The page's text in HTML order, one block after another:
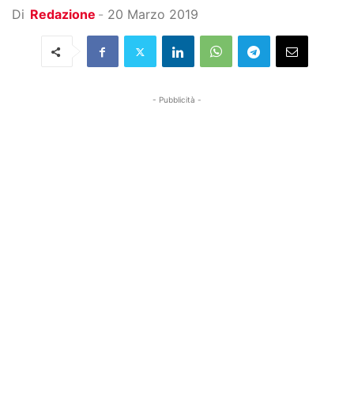
Di Redazione - 20 Marzo 2019
- Pubblicità -